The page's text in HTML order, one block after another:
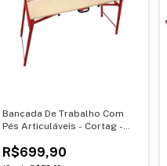
Bancada De Trabalho Com
Pés Articuláveis - Cortag -
R$699,90